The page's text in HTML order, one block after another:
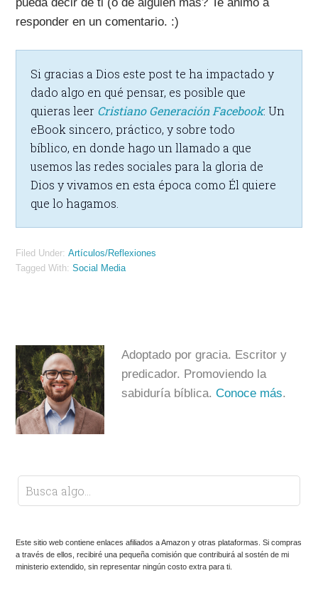
responder en un comentario. :)
Si gracias a Dios este post te ha impactado y
dado algo en qué pensar, es posible que
quieras leer Cristiano Generación Facebook: Un
eBook sincero, práctico, y sobre todo
bíblico, en donde hago un llamado a que
usemos las redes sociales para la gloria de
Dios y vivamos en esta época como Él quiere
que lo hagamos.
Filed Under:Artículos/Reflexiones
Tagged With:Social Media
Adoptado por gracia. Escritor y
predicador. Promoviendo la
sabiduría bíblica.Conoce más.
Este sitio web contiene enlaces afiliados a Amazon y otras plataformas. Si compras
a través de ellos, recibiré una pequeña comisión que contribuirá al sostén de mi
ministerio extendido, sin representar ningún costo extra para ti.